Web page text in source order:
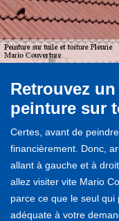
Retrouvez
peinture sur
Certes, avant de
financièrement. Donc,
allant à gauche et à
allez visiter vite Mario
parce ce que le seul
adéquate à votre